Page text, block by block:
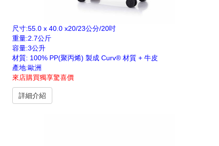
尺寸:55.0 x 40.0 x20/23公分/20吋
重量:2.7公斤
容量:3公升
材質: 100% PP(聚丙烯) 製成 Curv® 材質 + 牛皮
產地:歐洲
來店購買獨享驚喜價
詳細介紹